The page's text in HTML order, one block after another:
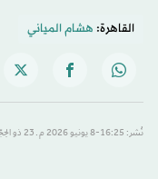
القاهرة: هشام المياني
نُشر: 16:25-8 يونيو 2026 م ـ 23 ذو الحِجّة 1447 هـ